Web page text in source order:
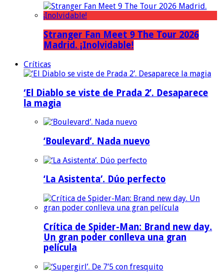
Stranger Fan Meet 9 The Tour 2026
Madrid. ¡Inolvidable!
Críticas
‘El Diablo se viste de Prada 2’. Desaparece
la magia
‘Boulevard’. Nada nuevo
‘La Asistenta’. Dúo perfecto
Crítica de Spider-Man: Brand new day.
Un gran poder conlleva una gran
película